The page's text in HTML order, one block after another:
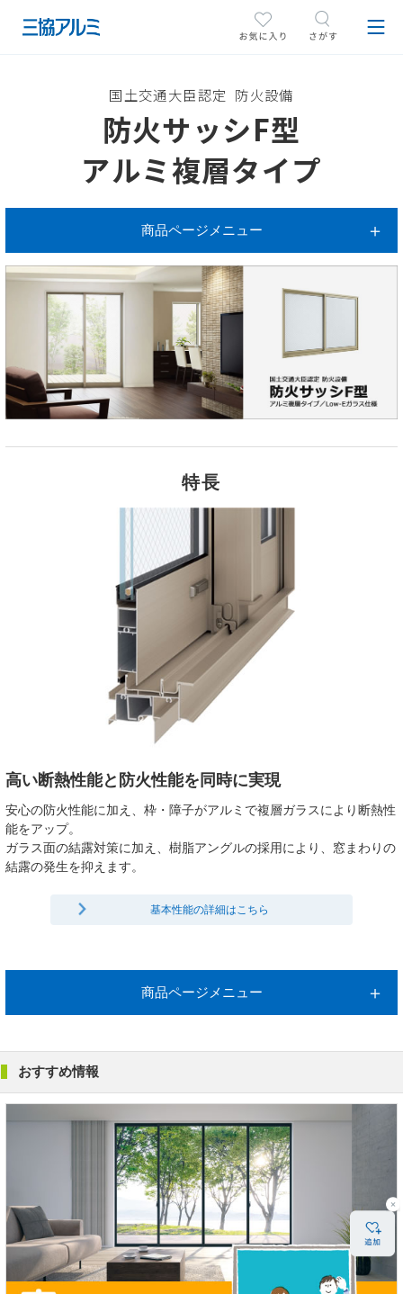
国土交通大臣認定 防火設備
防火サッシF型
アルミ複層タイプ
商品ページメニュー
特長
高い断熱性能と防火性能を同時に実現
安心の防火性能に加え、枠・障子がアルミで複層ガラスにより断熱性
能をアップ。
ガラス面の結露対策に加え、樹脂アングルの採用により、窓まわりの
結露の発生を抑えます。
基本性能の詳細はこちら
商品ページメニュー
おすすめ情報